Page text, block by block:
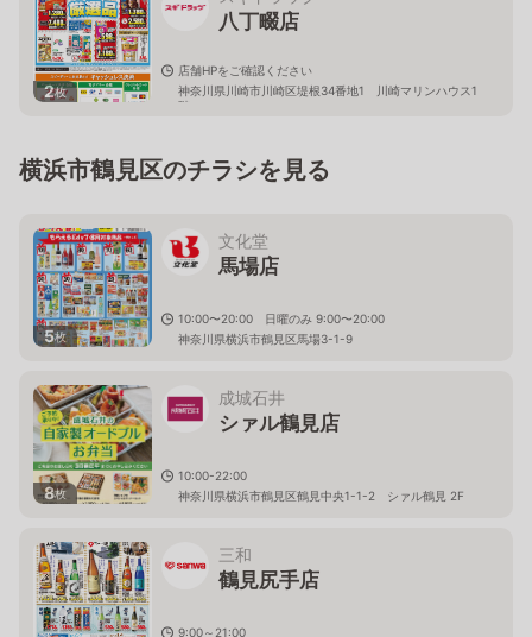
2枚
八丁畷店
店舗HPをご確認ください
神奈川県川崎市川崎区堤根34番地1 川崎マリンハウス1
階
横浜市鶴見区のチラシを見る
5枚
文化堂
馬場店
10:00〜20:00 日曜のみ 9:00〜20:00
神奈川県横浜市鶴見区馬場3-1-9
8枚
成城石井
シァル鶴見店
10:00-22:00
神奈川県横浜市鶴見区鶴見中央1-1-2 シァル鶴見 2F
三和
鶴見尻手店
9:00～21:00